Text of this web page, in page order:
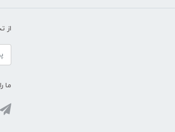
از
ما